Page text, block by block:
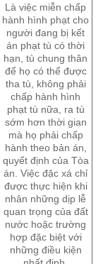
Là việc miễn chấp
hành hình phạt cho
người đang bị kết
án phạt tù có thời
hạn, tù chung thân
để họ có thể được
tha tù, không phải
chấp hành hình
phạt tù nữa, ra tù
sớm hơn thời gian
mà họ phải chấp
hành theo bản án,
quyết định của Tòa
án. Việc đặc xá chỉ
được thực hiện khi
nhân những dịp lễ
quan trọng của đất
nước hoặc trường
hợp đặc biệt với
những điều kiện